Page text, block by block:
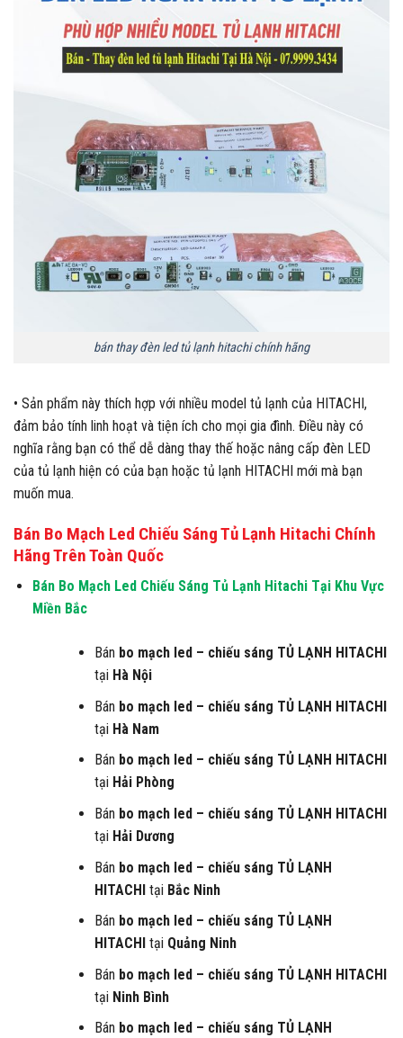
bán thay đèn led tủ lạnh hitachi chính hãng
• Sản phẩm này thích hợp với nhiều model tủ lạnh của HITACHI,
đảm bảo tính linh hoạt và tiện ích cho mọi gia đình. Điều này có
nghĩa rằng bạn có thể dễ dàng thay thế hoặc nâng cấp đèn LED
của tủ lạnh hiện có của bạn hoặc tủ lạnh HITACHI mới mà bạn
muốn mua.
Bán Bo Mạch Led Chiếu Sáng Tủ Lạnh Hitachi Chính
Hãng Trên Toàn Quốc
Bán Bo Mạch Led Chiếu Sáng Tủ Lạnh HitachiTại Khu Vực
Miền Bắc
Bán bo mạch led – chiếu sáng TỦ LẠNH HITACHI
tại Hà Nội
Bán bo mạch led – chiếu sáng TỦ LẠNH HITACHI
tại Hà Nam
Bán bo mạch led – chiếu sáng TỦ LẠNH HITACHI
tại Hải Phòng
Bán bo mạch led – chiếu sáng TỦ LẠNH HITACHI
tại Hải Dương
Bán bo mạch led – chiếu sáng TỦ LẠNH
HITACHItại Bắc Ninh
Bán bo mạch led – chiếu sáng TỦ LẠNH
HITACHI tại Quảng Ninh
Bán bo mạch led – chiếu sáng TỦ LẠNH HITACHI
tại Ninh Bình
Bán bo mạch led – chiếu sáng TỦ LẠNH